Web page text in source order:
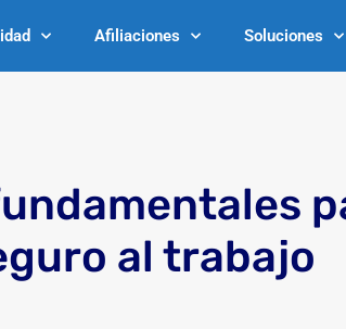
Afiliaciones Soluciones
al trabajo